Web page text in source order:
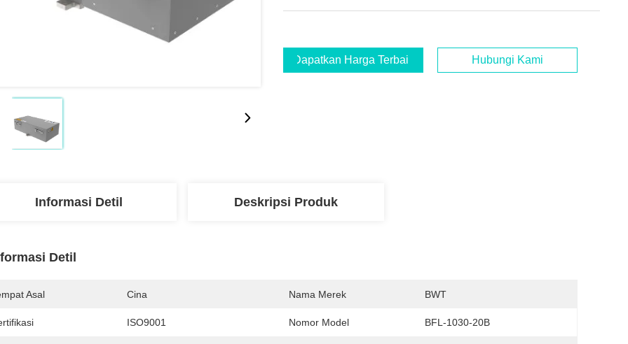
Dapatkan Harga Terbaik Hubungi Kami
Informasi Detil Deskripsi Produk
Detil
Asal Cina Nama Merek BWT
ISO9001 Nomor Model BFL-1030-20B